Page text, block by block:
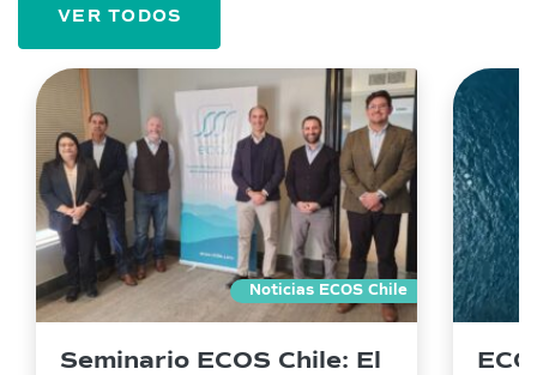
VER TODOS
Noticias ECOS Chile
Seminario ECOS Chile: El